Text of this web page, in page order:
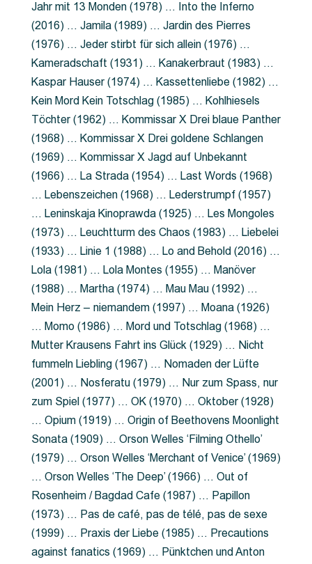
Jahr mit 13 Monden (1978) … Into the Inferno
(2016) … Jamila (1989) … Jardin des Pierres
(1976) … Jeder stirbt für sich allein (1976) …
Kameradschaft (1931) … Kanakerbraut (1983) …
Kaspar Hauser (1974) … Kassettenliebe (1982) …
Kein Mord Kein Totschlag (1985) … Kohlhiesels
Töchter (1962) … Kommissar X Drei blaue Panther
(1968) … Kommissar X Drei goldene Schlangen
(1969) … Kommissar X Jagd auf Unbekannt
(1966) … La Strada (1954) … Last Words (1968)
… Lebenszeichen (1968) … Lederstrumpf (1957)
… Leninskaja Kinoprawda (1925) … Les Mongoles
(1973) … Leuchtturm des Chaos (1983) … Liebelei
(1933) … Linie 1 (1988) … Lo and Behold (2016) …
Lola (1981) … Lola Montes (1955) … Manöver
(1988) … Martha (1974) … Mau Mau (1992) …
Mein Herz – niemandem (1997) … Moana (1926)
… Momo (1986) … Mord und Totschlag (1968) …
Mutter Krausens Fahrt ins Glück (1929) … Nicht
fummeln Liebling (1967) … Nomaden der Lüfte
(2001) … Nosferatu (1979) … Nur zum Spass, nur
zum Spiel (1977) … OK (1970) … Oktober (1928)
… Opium (1919) … Origin of Beethovens Moonlight
Sonata (1909) … Orson Welles ‘Filming Othello’
(1979) … Orson Welles ‘Merchant of Venice’ (1969)
… Orson Welles ‘The Deep’ (1966) … Out of
Rosenheim / Bagdad Cafe (1987) … Papillon
(1973) … Pas de café, pas de télé, pas de sexe
(1999) … Praxis der Liebe (1985) … Precautions
against fanatics (1969) … Pünktchen und Anton